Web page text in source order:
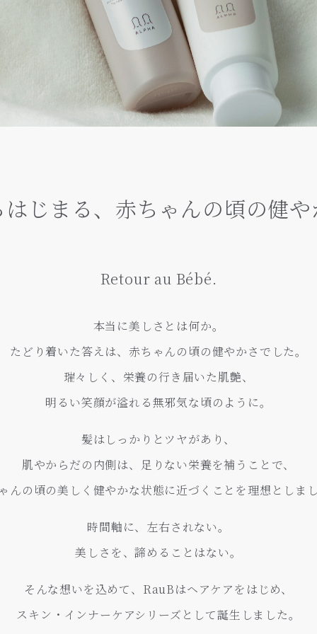
じまる、 赤ちゃんの頃の健
Retour au Bébé.
本当に美しさとは何か。
たどり着いた答えは、赤ちゃんの頃の健やかさでした。
瑞々しく、栄養の行き届いた肌艶、
明るい笑顔が溢れる無邪気な頃のように。
髪はしっかりとツヤがあり、
肌やからだの内側は、足りない栄養を補うことで、
んの頃の美しく健やかな状態に近づくことを理想としま
時間軸に、左右されない。
美しさを、諦めることはない。
そんな想いを込めて、RauBはヘアケアをはじめ、
スキン・インナーケアシリーズとして誕生しました。